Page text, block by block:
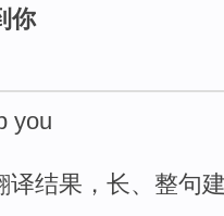
你
you
译结果，长、整句